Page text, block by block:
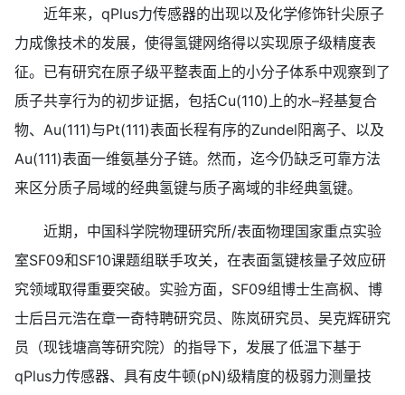
近年来，qPlus力传感器的出现以及化学修饰针尖原子
力成像技术的发展，使得氢键网络得以实现原子级精度表
征。已有研究在原子级平整表面上的小分子体系中观察到了
质子共享行为的初步证据，包括Cu(110)上的水–羟基复合
物、Au(111)与Pt(111)表面长程有序的Zundel阳离子、以及
Au(111)表面一维氨基分子链。然而，迄今仍缺乏可靠方法
来区分质子局域的经典氢键与质子离域的非经典氢键。
近期，中国科学院物理研究所/表面物理国家重点实验
室SF09和SF10课题组联手攻关，在表面氢键核量子效应研
究领域取得重要突破。实验方面，SF09组博士生高枫、博
士后吕元浩在章一奇特聘研究员、陈岚研究员、吴克辉研究
员（现钱塘高等研究院）的指导下，发展了低温下基于
qPlus力传感器、具有皮牛顿(pN)级精度的极弱力测量技